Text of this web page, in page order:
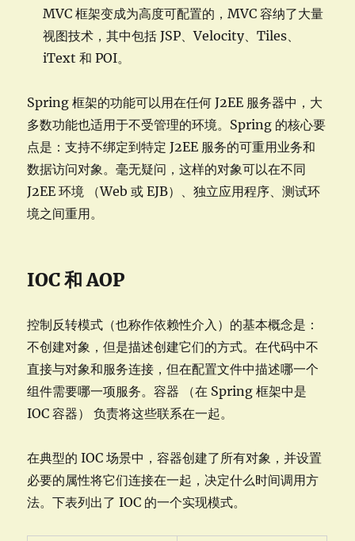
MVC 框架变成为高度可配置的，MVC 容纳了大量
视图技术，其中包括 JSP、Velocity、Tiles、
iText 和 POI。
Spring 框架的功能可以用在任何 J2EE 服务器中，大
多数功能也适用于不受管理的环境。Spring 的核心要
点是：支持不绑定到特定 J2EE 服务的可重用业务和
数据访问对象。毫无疑问，这样的对象可以在不同
J2EE 环境 （Web 或 EJB）、独立应用程序、测试环
境之间重用。
IOC 和 AOP
控制反转模式（也称作依赖性介入）的基本概念是：
不创建对象，但是描述创建它们的方式。在代码中不
直接与对象和服务连接，但在配置文件中描述哪一个
组件需要哪一项服务。容器 （在 Spring 框架中是
IOC 容器） 负责将这些联系在一起。
在典型的 IOC 场景中，容器创建了所有对象，并设置
必要的属性将它们连接在一起，决定什么时间调用方
法。下表列出了 IOC 的一个实现模式。